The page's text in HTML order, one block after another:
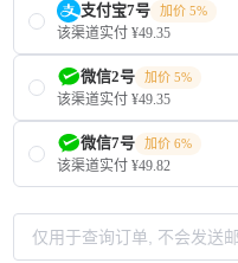
支付宝7号 加价 5%
该渠道实付 ¥49.35
微信2号 加价 5%
该渠道实付 ¥49.35
微信7号 加价 6%
该渠道实付 ¥49.82